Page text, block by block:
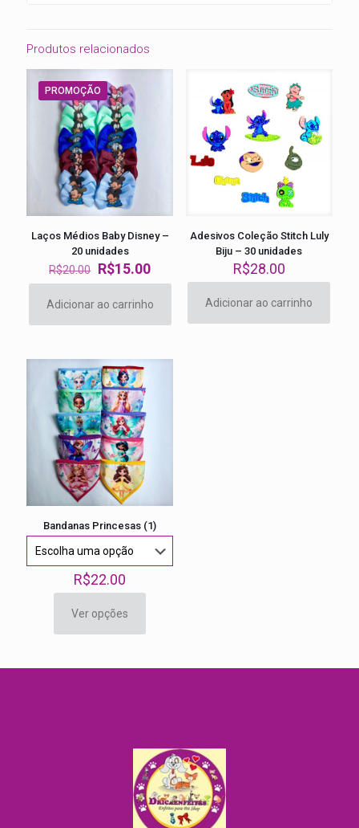
Produtos relacionados
PROMOÇÃO
Laços Médios Baby Disney –
20 unidades
R$20.00 O
preço
original
era:
R$20.00.
R$15.00O
preço
atual
é:
R$15.00.
Adicionar ao carrinho
Adesivos Coleção Stitch Luly
Biju – 30 unidades
R$28.00
Adicionar ao carrinho
Bandanas Princesas (1)
R$22.00
Ver opções
produto
várias